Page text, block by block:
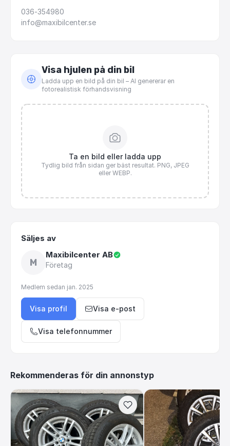
036-354980
info@maxibilcenter.se
Visa hjulen på din bil
Ladda upp en bild på din bil – AI genererar en
fotorealistisk förhandsvisning
Ta en bild eller ladda upp
Tydlig bild från sidan ger bäst resultat. PNG, JPEG
eller WEBP.
Säljes av
M
Maxibilcenter AB
Företag
Medlem sedan jan. 2025
Visa profil Visa e-post
Visa telefonnummer
Rekommenderas för din annonstyp